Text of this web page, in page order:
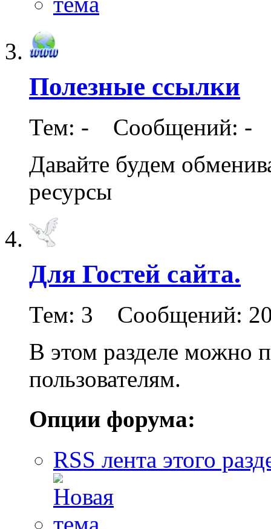
Полезные ссылки
Тем: - Сообщений: -
Давайте будем
ресурсы
Для Гостей сайта.
Тем: 3 Сообщений:
В этом разделе можно
пользователям.
Опции форума:
RSS лента этого